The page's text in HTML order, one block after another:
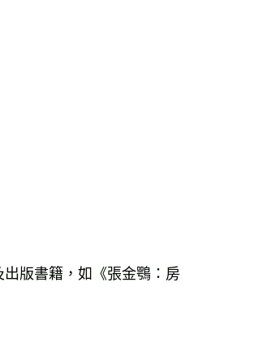
版書籍，如《張金鶚：房